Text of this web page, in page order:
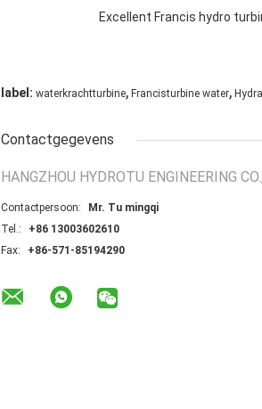
Excellent Francis hydro
label: waterkrachtturbine, Francisturbine water,
Contactgegevens
HANGZHOU HYDROTU ENGINEERING
Contactpersoon:
Mr. Tu mingqi
Tel.:
+86 13003602610
Fax:
+86-571-85194290